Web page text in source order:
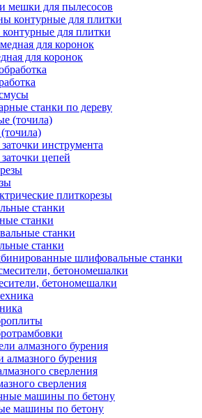
мешки для пылесосов
для плитки
для коронок
станки по дереву
инструмента
цепей
плиткорезы
станки
станки
шлифовальные станки
бетономешалки
алмазного бурения
сверления
машины по бетону